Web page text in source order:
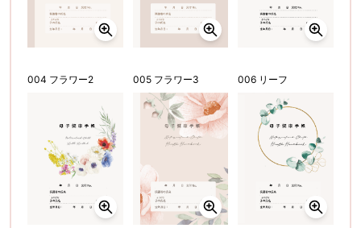
004 フラワー2 005 フラワー3 006 リーフ